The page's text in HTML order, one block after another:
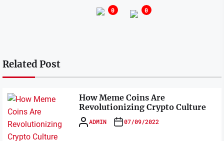
0 0
Related Post
How Meme Coins Are
Revolutionizing Crypto Culture
ADMIN 07/09/2022